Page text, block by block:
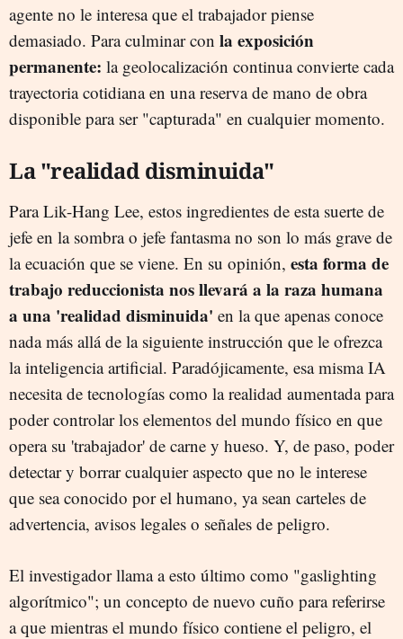
agente no le interesa que el trabajador piense
demasiado. Para culminar con la exposición
permanente: la geolocalización continua convierte cada
trayectoria cotidiana en una reserva de mano de obra
disponible para ser "capturada" en cualquier momento.
La "realidad disminuida"
Para Lik-Hang Lee, estos ingredientes de esta suerte de
jefe en la sombra o jefe fantasma no son lo más grave de
la ecuación que se viene. En su opinión, esta forma de
trabajo reduccionista nos llevará a la raza humana
a una 'realidad disminuida' en la que apenas conoce
nada más allá de la siguiente instrucción que le ofrezca
la inteligencia artificial. Paradójicamente, esa misma IA
necesita de tecnologías como la realidad aumentada para
poder controlar los elementos del mundo físico en que
opera su 'trabajador' de carne y hueso. Y, de paso, poder
detectar y borrar cualquier aspecto que no le interese
que sea conocido por el humano, ya sean carteles de
advertencia, avisos legales o señales de peligro.
El investigador llama a esto último como "gaslighting
algorítmico"; un concepto de nuevo cuño para referirse
a que mientras el mundo físico contiene el peligro, el